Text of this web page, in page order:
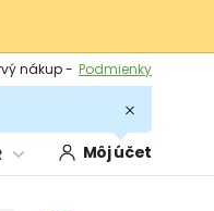
tovaru - Zobraziť
Podmienky
Môj účet